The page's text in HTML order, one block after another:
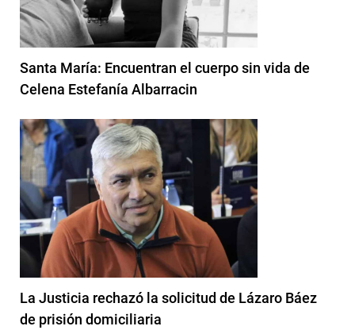
Santa María: Encuentran el cuerpo sin vida de
Celena Estefanía Albarracin
La Justicia rechazó la solicitud de Lázaro Báez
de prisión domiciliaria